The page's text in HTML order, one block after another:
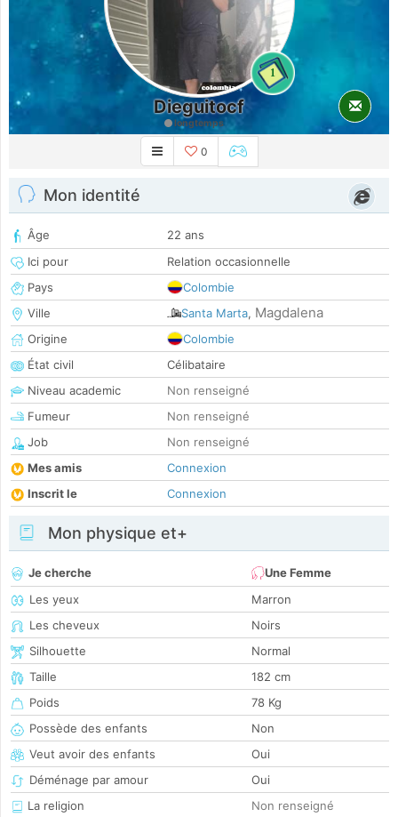
1
Dieguitocf
longtemps
0
Mon identité
Âge
22 ans
Ici pour
Relation occasionnelle
Pays
Colombie
Ville
Santa Marta, Magdalena
Origine
Colombie
État civil
Célibataire
Niveau academic
Non renseigné
Fumeur
Non renseigné
Job
Non renseigné
Mes amis
Connexion
Inscrit le
Connexion
Mon physique et+
Je cherche
Une Femme
Les yeux
Marron
Les cheveux
Noirs
Silhouette
Normal
Taille
182 cm
Poids
78 Kg
Possède des enfants
Non
Veut avoir des enfants
Oui
Déménage par amour
Oui
La religion
Non renseigné